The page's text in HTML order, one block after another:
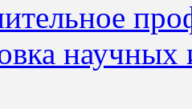
научных